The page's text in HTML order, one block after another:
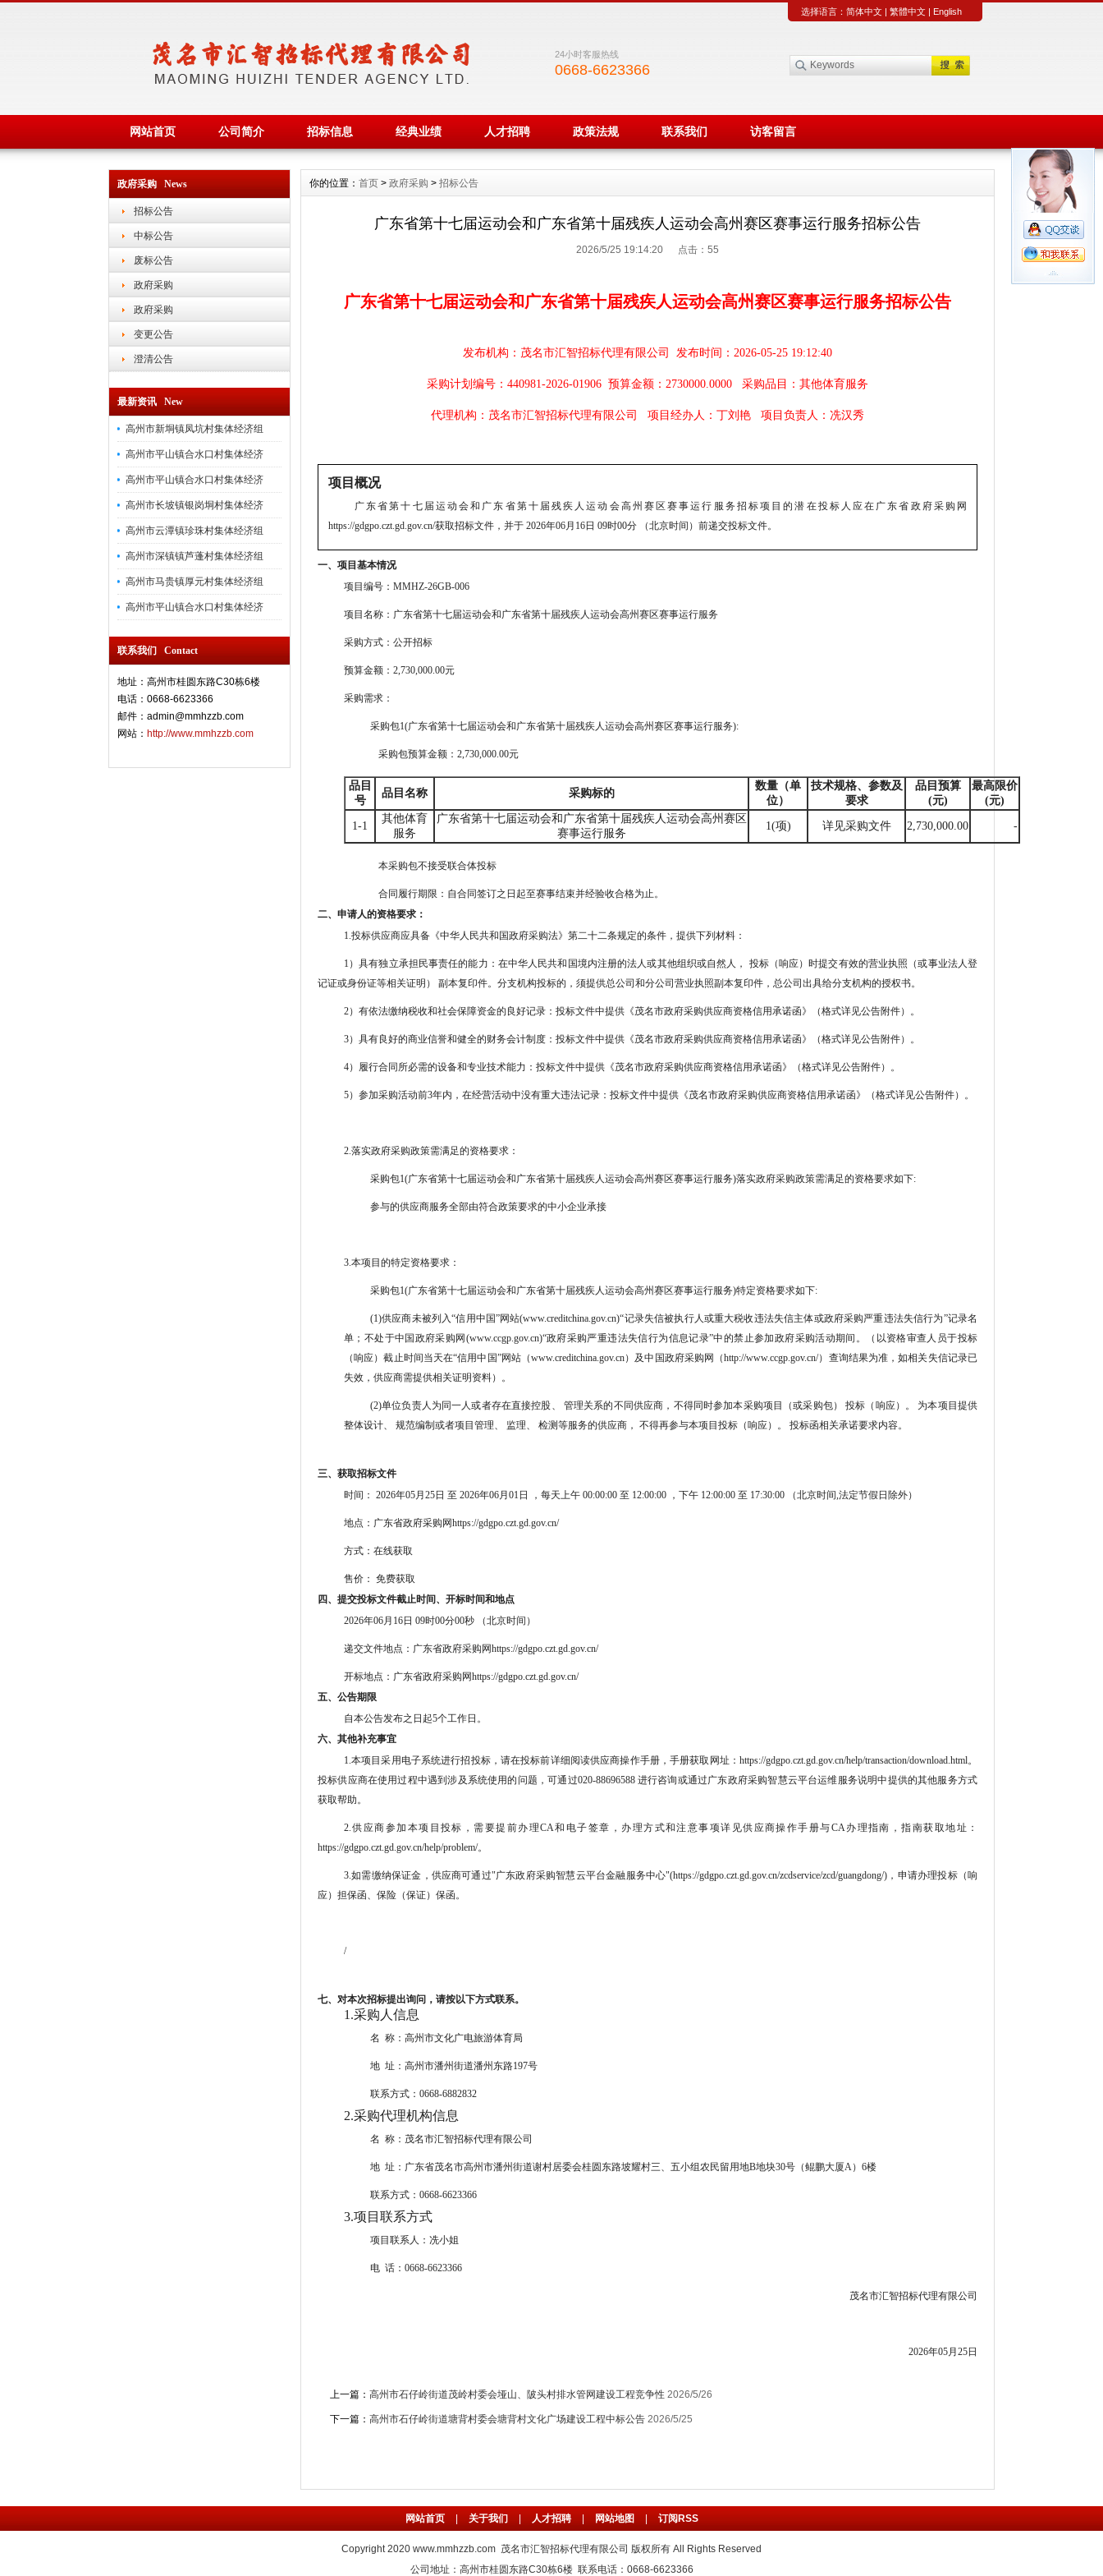
选择语言： 简体中文| 繁體中文| English
24小时客服热线
0668-6623366
网站首页 公司简介 招标信息 经典业绩 人才招聘 政策法规 联系我们 访客留言
政府采购 News
招标公告
中标公告
废标公告
政府采购
政府采购
变更公告
澄清公告
最新资讯 New
高州市新垌镇凤坑村集体经济组
高州市平山镇合水口村集体经济
高州市平山镇合水口村集体经济
高州市长坡镇银岗垌村集体经济
高州市云潭镇珍珠村集体经济组
高州市深镇镇芦蓬村集体经济组
高州市马贵镇厚元村集体经济组
高州市平山镇合水口村集体经济
联系我们 Contact
地址：高州市桂圆东路C30栋6楼
电话：0668-6623366
邮件：admin@mmhzzb.com
网站： http://www.mmhzzb.com
你的位置： 首页 > 政府采购 > 招标公告
广东省第十七届运动会和广东省第十届残疾人运动会高州赛区赛事运行服务招标公告
2026/5/25 19:14:20 点击： 55
广东省第十七届运动会和广东省第十届残疾人运动会高州赛区赛事运行服务招标公告
发布机构：茂名市汇智招标代理有限公司 发布时间：2026-05-25 19:12:40
采购计划编号：440981-2026-01906 预算金额：2730000.0000 采购品目：其他体育服务
代理机构：茂名市汇智招标代理有限公司 项目经办人：丁刘艳 项目负责人：冼汉秀
项目概况
广东省第十七届运动会和广东省第十届残疾人运动会高州赛区赛事运行服务 招标项目的潜在投标人应在 广东省政府采购网
https://gdgpo.czt.gd.gov.cn/获取招标文件，并于 2026年06月16日 09时00分 （北京时间）前递交投标文件。
一、项目基本情况
项目编号：MMHZ-26GB-006
项目名称：广东省第十七届运动会和广东省第十届残疾人运动会高州赛区赛事运行服务
采购方式：公开招标
预算金额：2,730,000.00元
采购需求：
采购包1(广东省第十七届运动会和广东省第十届残疾人运动会高州赛区赛事运行服务):
采购包预算金额： 2,730,000.00元
品目
号
品目名称 采购标的
数量（单
位）
技术规格、参数及
要求
品目预算
(元)
最高限价
(元)
1-1
其他体育
服务
广东省第十七届运动会和广东省第十届残疾人运动会高州赛区
赛事运行服务
1(项) 详见采购文件 2,730,000.00 -
本采购包不接受联合体投标
合同履行期限： 自合同签订之日起至赛事结束并经验收合格为止。
二、申请人的资格要求：
1.投标供应商应具备《中华人民共和国政府采购法》第二十二条规定的条件，提供下列材料：
1）具有独立承担民事责任的能力：在中华人民共和国境内注册的法人或其他组织或自然人， 投标（响应）时提交有效的营业执照（或事业法人登
记证或身份证等相关证明） 副本复印件。分支机构投标的，须提供总公司和分公司营业执照副本复印件，总公司出具给分支机构的授权书。
2）有依法缴纳税收和社会保障资金的良好记录：投标文件中提供《茂名市政府采购供应商资格信用承诺函》（格式详见公告附件）。
3）具有良好的商业信誉和健全的财务会计制度：投标文件中提供《茂名市政府采购供应商资格信用承诺函》（格式详见公告附件）。
4）履行合同所必需的设备和专业技术能力：投标文件中提供《茂名市政府采购供应商资格信用承诺函》（格式详见公告附件）。
5）参加采购活动前3年内，在经营活动中没有重大违法记录：投标文件中提供《茂名市政府采购供应商资格信用承诺函》（格式详见公告附件）。
2.落实政府采购政策需满足的资格要求：
采购包1(广东省第十七届运动会和广东省第十届残疾人运动会高州赛区赛事运行服务)落实政府采购政策需满足的资格要求如下:
参与的供应商服务全部由符合政策要求的中小企业承接
3.本项目的特定资格要求：
采购包1(广东省第十七届运动会和广东省第十届残疾人运动会高州赛区赛事运行服务)特定资格要求如下:
(1)供应商未被列入“信用中国”网站(www.creditchina.gov.cn)“记录失信被执行人或重大税收违法失信主体或政府采购严重违法失信行为”记录名
单；不处于中国政府采购网(www.ccgp.gov.cn)“政府采购严重违法失信行为信息记录”中的禁止参加政府采购活动期间。（以资格审查人员于投标
（响应）截止时间当天在“信用中国”网站（www.creditchina.gov.cn）及中国政府采购网（http://www.ccgp.gov.cn/）查询结果为准，如相关失信记录已
失效，供应商需提供相关证明资料）。
(2)单位负责人为同一人或者存在直接控股、 管理关系的不同供应商，不得同时参加本采购项目（或采购包） 投标（响应）。 为本项目提供
整体设计、 规范编制或者项目管理、 监理、 检测等服务的供应商， 不得再参与本项目投标（响应）。 投标函相关承诺要求内容。
三、获取招标文件
时间： 2026年05月25日 至 2026年06月01日 ，每天上午 00:00:00 至 12:00:00 ，下午 12:00:00 至 17:30:00 （北京时间,法定节假日除外）
地点： 广东省政府采购网https://gdgpo.czt.gd.gov.cn/
方式： 在线获取
售价： 免费获取
四、提交投标文件截止时间、开标时间和地点
2026年06月16日 09时00分00秒
（北京时间）
递交文件地点： 广东省政府采购网https://gdgpo.czt.gd.gov.cn/
开标地点： 广东省政府采购网https://gdgpo.czt.gd.gov.cn/
五、公告期限
自本公告发布之日起5个工作日。
六、其他补充事宜
1.本项目采用电子系统进行招投标，请在投标前详细阅读供应商操作手册，手册获取网址：https://gdgpo.czt.gd.gov.cn/help/transaction/download.html。
投标供应商在使用过程中遇到涉及系统使用的问题，可通过020-88696588 进行咨询或通过广东政府采购智慧云平台运维服务说明中提供的其他服务方式
获取帮助。
2.供应商参加本项目投标，需要提前办理CA和电子签章，办理方式和注意事项详见供应商操作手册与CA办理指南，指南获取地址：
https://gdgpo.czt.gd.gov.cn/help/problem/。
3.如需缴纳保证金，供应商可通过"广东政府采购智慧云平台金融服务中心"(https://gdgpo.czt.gd.gov.cn/zcdservice/zcd/guangdong/)，申请办理投标（响
应）担保函、保险（保证）保函。
/
七、对本次招标提出询问，请按以下方式联系。
1.采购人信息
名 称： 高州市文化广电旅游体育局
地 址： 高州市潘州街道潘州东路197号
联系方式： 0668-6882832
2.采购代理机构信息
名 称： 茂名市汇智招标代理有限公司
地 址： 广东省茂名市高州市潘州街道谢村居委会桂圆东路坡耀村三、五小组农民留用地B地块30号（鲲鹏大厦A）6楼
联系方式： 0668-6623366
3.项目联系方式
项目联系人： 冼小姐
电 话： 0668-6623366
茂名市汇智招标代理有限公司
2026年05月25日
上一篇： 高州市石仔岭街道茂岭村委会垭山、陂头村排水管网建设工程竞争性 2026/5/26
下一篇： 高州市石仔岭街道塘背村委会塘背村文化广场建设工程中标公告 2026/5/25
网站首页 关于我们 人才招聘 网站地图 订阅RSS
Copyright 2020 www.mmhzzb.com 茂名市汇智招标代理有限公司 版权所有 All Rights Reserved
公司地址：高州市桂圆东路C30栋6楼 联系电话：0668-6623366